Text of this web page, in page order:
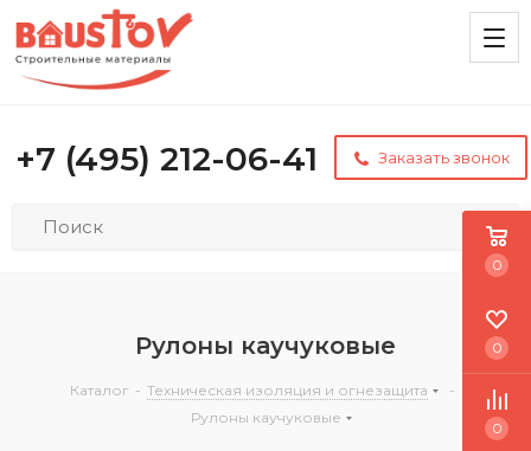
+7 (495) 212-06-41 Заказать звонок
Рулоны каучуковые
Каталог - Техническая изоляция и огнезащита
-
Рулоны каучуковые
0
0
0